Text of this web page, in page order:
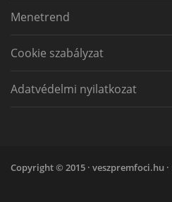
Menetrend
Cookie szabályzat
Adatvédelmi nyilatkozat
Copyright © 2015 · veszpremfoci.hu